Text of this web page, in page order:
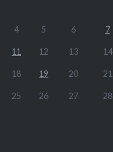
4 5 6 7
11 12 13 14
18 19 20 21
25 26 27 28